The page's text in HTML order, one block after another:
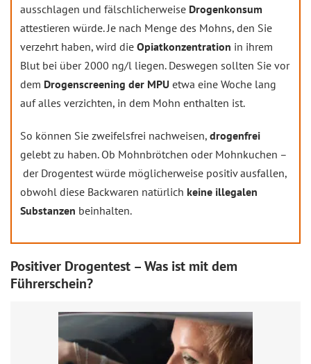
ausschlagen und fälschlicherweise Drogenkonsum
attestieren würde. Je nach Menge des Mohns, den Sie
verzehrt haben, wird die Opiatkonzentration in ihrem
Blut bei über 2000 ng/l liegen. Deswegen sollten Sie vor
dem Drogenscreening der MPU etwa eine Woche lang
auf alles verzichten, in dem Mohn enthalten ist.
So können Sie zweifelsfrei nachweisen, drogenfrei
gelebt zu haben. Ob Mohnbrötchen oder Mohnkuchen –
der Drogentest würde möglicherweise positiv ausfallen,
obwohl diese Backwaren natürlich keine illegalen
Substanzen beinhalten.
Positiver Drogentest – Was ist mit dem
Führerschein?